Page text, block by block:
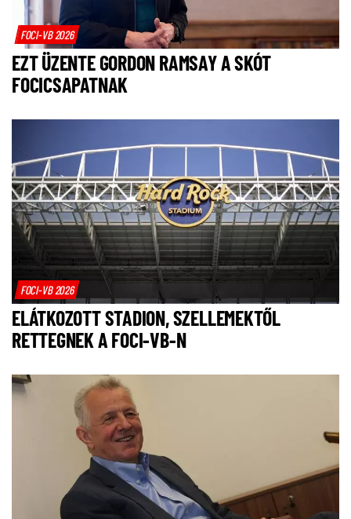
FOCI-VB 2026
EZT ÜZENTE GORDON RAMSAY A SKÓT
FOCICSAPATNAK
FOCI-VB 2026
ELÁTKOZOTT STADION, SZELLEMEKTŐL
RETTEGNEK A FOCI-VB-N